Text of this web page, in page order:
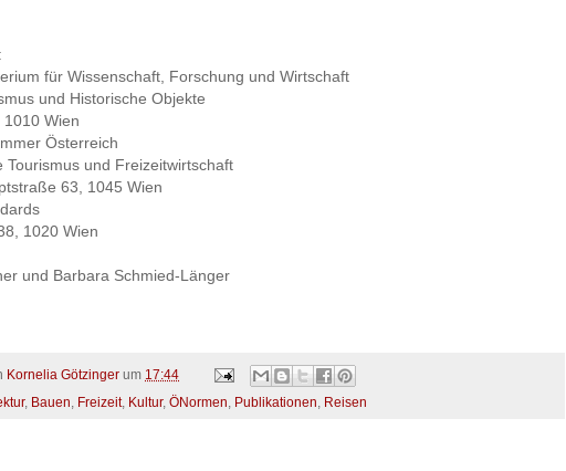
für Wissenschaft, Forschung und Wirtschaft
und Historische Objekte
Wien
Österreich
Tourismus und Freizeitwirtschaft
63, 1045 Wien
1020 Wien
und Barbara Schmied-Länger
Kornelia Götzinger um 17:44
, Bauen Freizeit, Kultur, ÖNormen Publikationen Reisen